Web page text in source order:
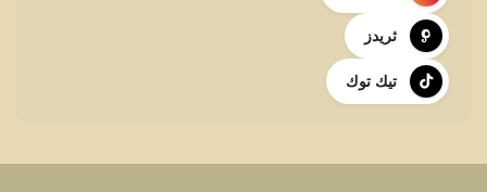
ثريدز
تيك توك